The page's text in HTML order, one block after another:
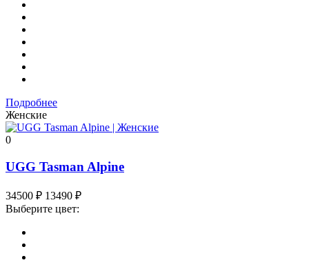
Подробнее
Женские
0
UGG Tasman Alpine
34500 ₽ 13490 ₽
Выберите цвет: